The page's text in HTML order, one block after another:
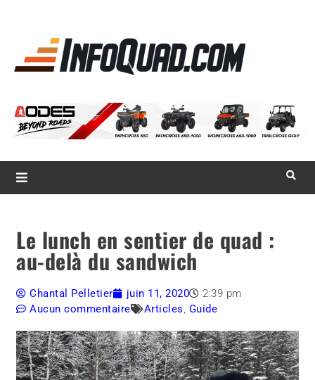
Magazine InfoQuad.com
Le lunch en sentier de quad :
au-delà du sandwich
Chantal Pelletier juin 11, 2020
2:39 pm
Aucun commentaire
Articles, Guide